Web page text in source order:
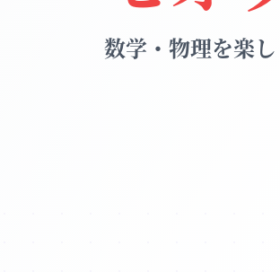
数学・物理を楽